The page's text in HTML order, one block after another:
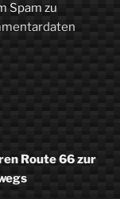
Spam zu
Route 66 zur